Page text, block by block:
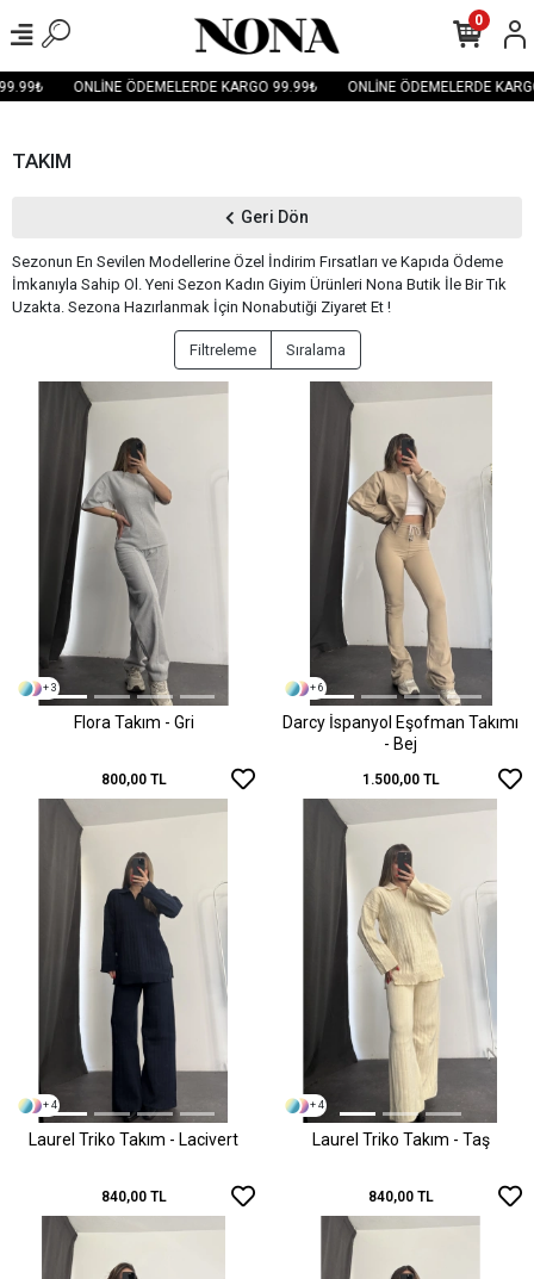
ONLİNE ÖDEMELERDE KARGO 99.99₺ ONLİNE ÖDEMELERDE
0
TAKIM
Geri Dön
Sezonun En Sevilen Modellerine Özel İndirim Fırsatları ve Kapıda Ödeme
İmkanıyla Sahip Ol. Yeni Sezon Kadın Giyim Ürünleri Nona Butik İle Bir Tık
Uzakta. Sezona Hazırlanmak İçin Nonabutiği Ziyaret Et !
Filtreleme Sıralama
+ 3
Flora Takım - Gri
800,00 TL
+ 6
Darcy İspanyol Eşofman Takımı
- Bej
1.500,00 TL
+ 4
Laurel Triko Takım - Lacivert
840,00 TL
+ 4
Laurel Triko Takım - Taş
840,00 TL